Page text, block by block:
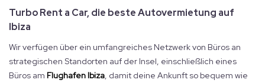
Turbo Rent a Car, die beste Autovermietung auf
Ibiza
Wir verfügen über ein umfangreiches Netzwerk von Büros an
strategischen Standorten auf der Insel, einschließlich eines
Büros am Flughafen Ibiza , damit deine Ankunft so bequem wie